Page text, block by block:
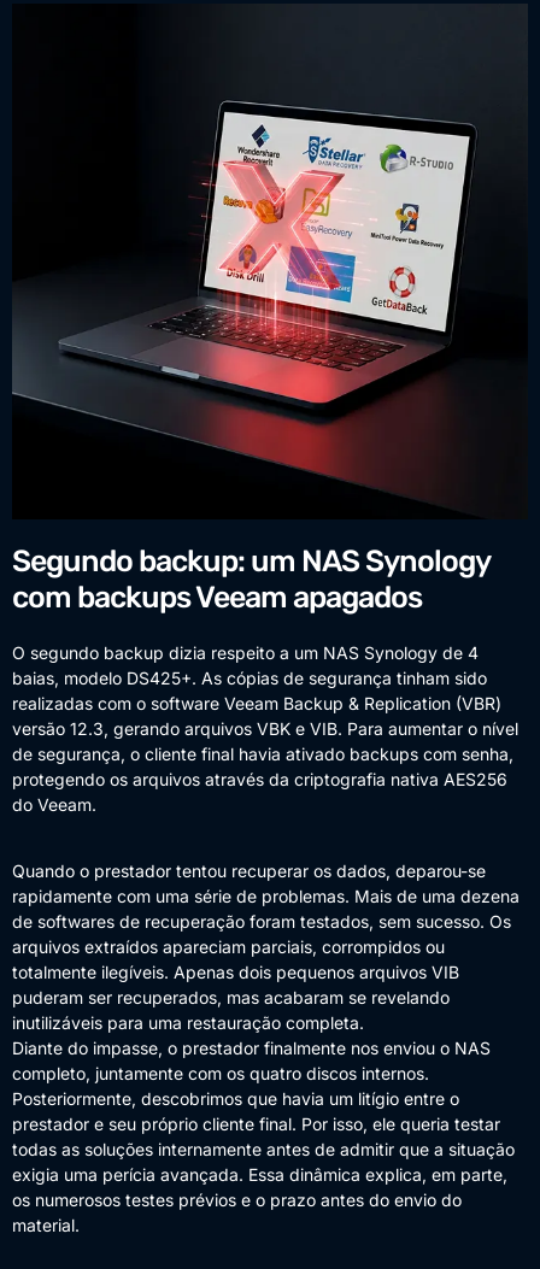
Segundo backup: um NAS Synology
com backups Veeam apagados
O segundo backup dizia respeito a um NAS Synology de 4
baias, modelo DS425+. As cópias de segurança tinham sido
realizadas com o software Veeam Backup & Replication (VBR)
versão 12.3, gerando arquivos VBK e VIB. Para aumentar o nível
de segurança, o cliente final havia ativado backups com senha,
protegendo os arquivos através da criptografia nativa AES256
do Veeam.
Quando o prestador tentou recuperar os dados, deparou-se
rapidamente com uma série de problemas. Mais de uma dezena
de softwares de recuperação foram testados, sem sucesso. Os
arquivos extraídos apareciam parciais, corrompidos ou
totalmente ilegíveis. Apenas dois pequenos arquivos VIB
puderam ser recuperados, mas acabaram se revelando
inutilizáveis para uma restauração completa.
Diante do impasse, o prestador finalmente nos enviou o NAS
completo, juntamente com os quatro discos internos.
Posteriormente, descobrimos que havia um litígio entre o
prestador e seu próprio cliente final. Por isso, ele queria testar
todas as soluções internamente antes de admitir que a situação
exigia uma perícia avançada. Essa dinâmica explica, em parte,
os numerosos testes prévios e o prazo antes do envio do
material.